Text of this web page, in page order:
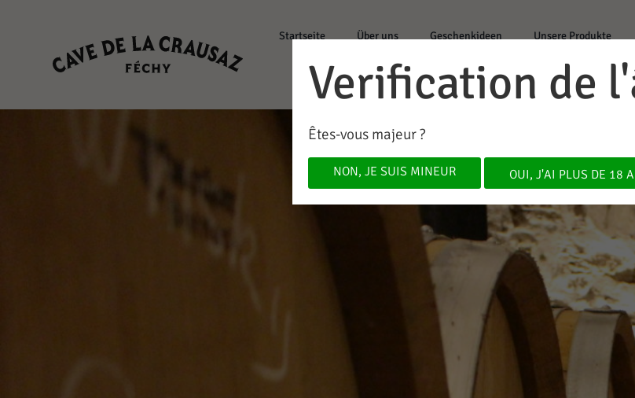
Startseite Über uns Geschenkideen Unsere Produkte
Besuch in unserem
Start/ Besuch in unserem
Verification de
Êtes-vous majeur ?
NON, JE SUIS MINEUR OUI, J'AI PLUS DE 18